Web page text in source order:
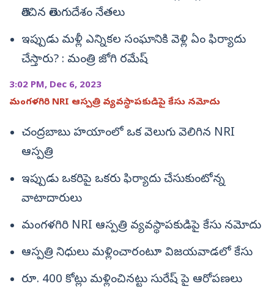
తెరిచిన తెలుగుదేశం నేతలు
ఇప్పుడు మళ్లీ ఎన్నికల సంఘానికి వెళ్లి ఏం ఫిర్యాదు
చేస్తారు? : మంత్రి జోగి రమేష్
3:02 PM, Dec 6, 2023
మంగళగిరి NRI ఆస్పత్రి వ్యవస్థాపకుడిపై కేసు నమోదు
చంద్రబాబు హయాంలో ఒక వెలుగు వెలిగిన NRI
ఆస్పత్రి
ఇప్పుడు ఒకరిపై ఒకరు ఫిర్యాదు చేసుకుంటోన్న
వాటాదారులు
మంగళగిరి NRI ఆస్పత్రి వ్యవస్థాపకుడిపై కేసు నమోదు
ఆస్పత్రి నిధులు మళ్లించారంటూ విజయవాడలో కేసు
రూ. 400 కోట్లు మళ్లించినట్టు సురేష్ పై ఆరోపణలు